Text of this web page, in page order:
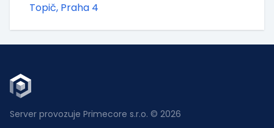
Topič, Praha 4
Server provozuje Primecore s.r.o. © 2026